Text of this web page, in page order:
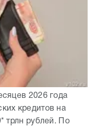
2026 года
кредитов на
трлн рублей. По